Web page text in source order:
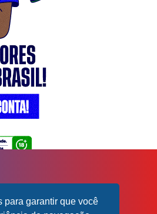
para garantir que você